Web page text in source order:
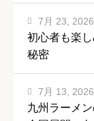
初心者も楽
秘密
7月 23, 2026
九州ラーメ
7月 13, 2026